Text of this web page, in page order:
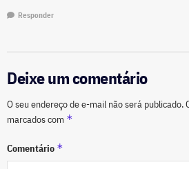
Responder
Deixe um comentário
O seu endereço de e-mail não será publicado.
marcados com *
Comentário *